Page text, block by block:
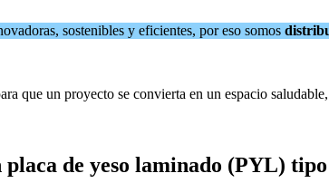
sostenibles y eficientes, por eso somos
que un proyecto se convierta en un espacio
de yeso laminado (PYL)